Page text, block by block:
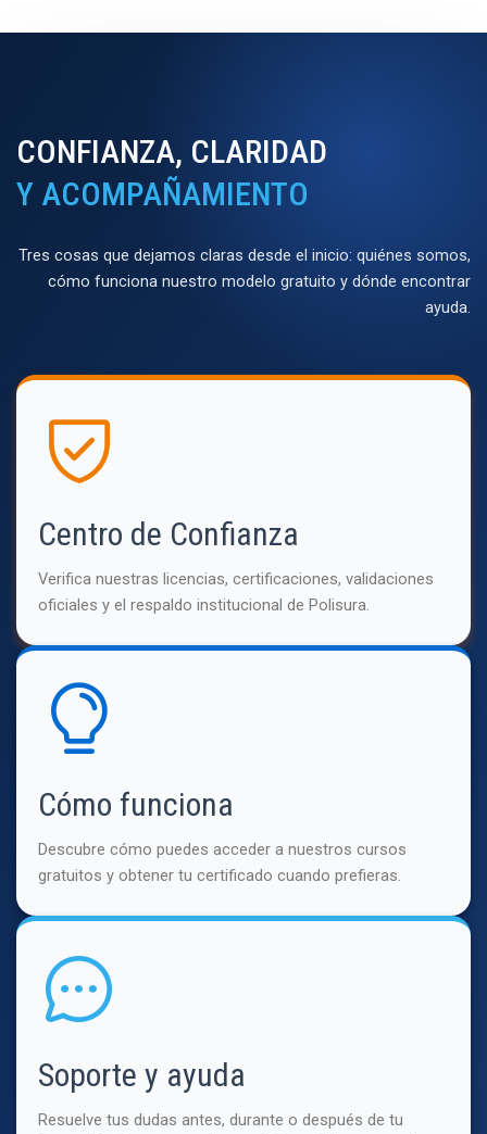
CONFIANZA, CLARIDAD
Y ACOMPAÑAMIENTO
Tres cosas que dejamos claras desde el inicio: quiénes somos,
cómo funciona nuestro modelo gratuito y dónde encontrar
ayuda.
Centro de Confianza
Verifica nuestras licencias, certificaciones, validaciones
oficiales y el respaldo institucional de Polisura.
Cómo funciona
Descubre cómo puedes acceder a nuestros cursos
gratuitos y obtener tu certificado cuando prefieras.
Soporte y ayuda
Resuelve tus dudas antes, durante o después de tu